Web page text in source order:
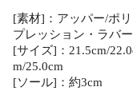
[素材]：アッパー/ポ
プレッション・ラバー
[サイズ]：21.5cm/
m/25.0cm
[ソール]：約3cm